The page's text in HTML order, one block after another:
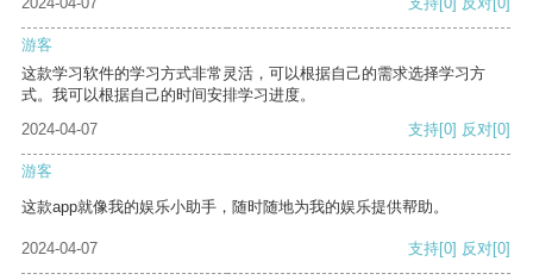
游客
这款学习软件的学习方式非常灵活，可以根据自己的需求选择学习方
式。我可以根据自己的时间安排学习进度。
2024-04-07
支持[0] 反对[0]
游客
这款app就像我的娱乐小助手，随时随地为我的娱乐提供帮助。
2024-04-07 支持[0] 反对[0]